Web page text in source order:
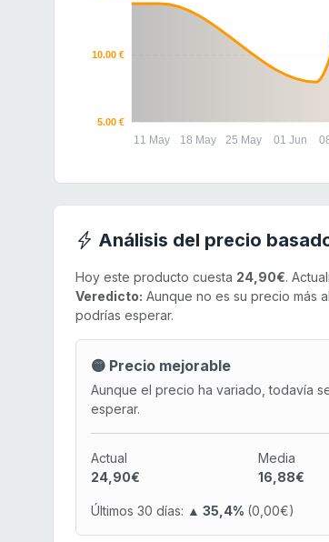
10.00 €
5.00 €
11 May 18 May 25 May 01 Jun
Análisis del precio
Hoy este producto cuesta 24,90€.
Veredicto: Aunque no es su precio más
podrías esperar.
🟡 Precio mejorable
Aunque el precio ha variado, todavía
esperar.
Actual
24,90€
Media
16,88€
Últimos 30 días: ▲ 35,4% (0,00€)